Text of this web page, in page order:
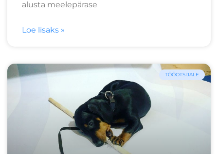
alusta meelepärase
Loe lisaks »
TÖÖOTSIJALE